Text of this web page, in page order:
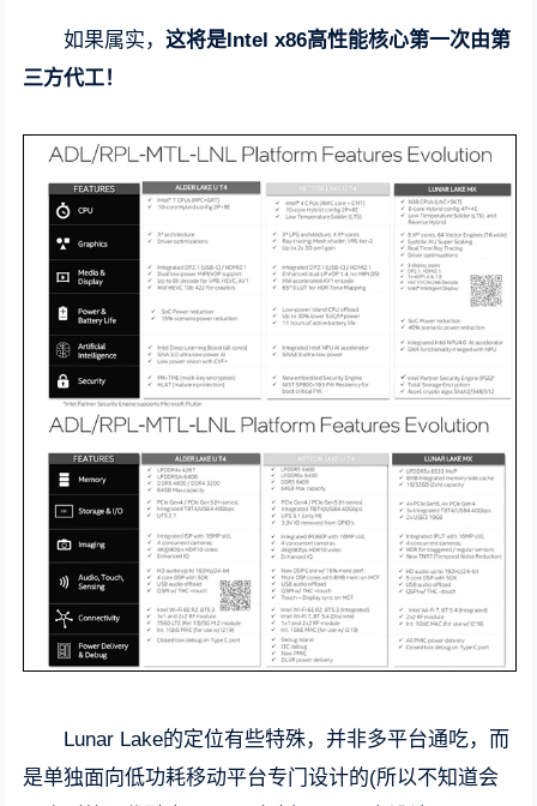
如果属实，这将是Intel x86高性能核心第一次由第
三方代工！
Lunar Lake的定位有些特殊，并非多平台通吃，而
是单独面向低功耗移动平台专门设计的(所以不知道会